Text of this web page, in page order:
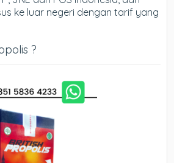
ke luar negeri dengan tarif yang
?